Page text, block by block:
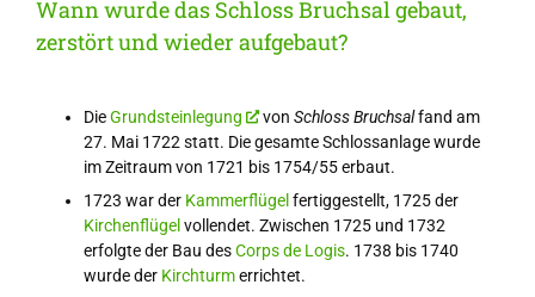
Wann wurde das Schloss Bruchsal gebaut,
zerstört und wieder aufgebaut?
DieGrundsteinlegung von Schloss Bruchsalfand am
27. Mai 1722 statt. Die gesamte Schlossanlage wurde
im Zeitraum von 1721 bis 1754/55 erbaut.
1723 war der Kammerflügel fertiggestellt, 1725 der
Kirchenflügel vollendet. Zwischen 1725 und 1732
erfolgte der Bau desCorps de Logis. 1738 bis 1740
wurde der Kirchturmerrichtet.